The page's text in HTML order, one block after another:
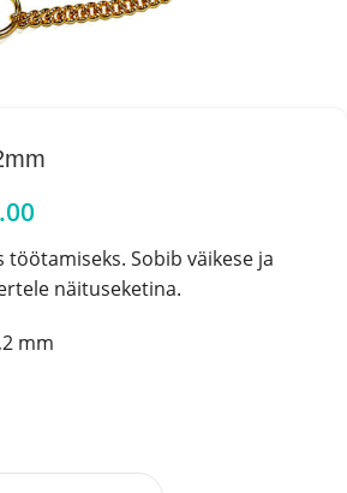
töötamiseks. Sobib väikese ja
näituseketina.
mm